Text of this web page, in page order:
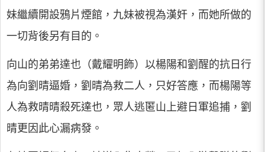
妹繼續開設鴉片煙館，九妹被視為漢奸，而她所做的
一切背後另有目的。
向山的弟弟達也（戴耀明飾）以楊陽和劉醒的抗日行
為向劉晴逼婚，劉晴為救二人，只好答應，而楊陽等
人為救晴晴殺死達也，眾人逃匿山上避日軍追捕，劉
晴更因此心漏病發。